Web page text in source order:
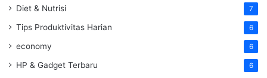
Diet & Nutrisi 7
Tips Produktivitas Harian 6
economy 6
HP & Gadget Terbaru 6